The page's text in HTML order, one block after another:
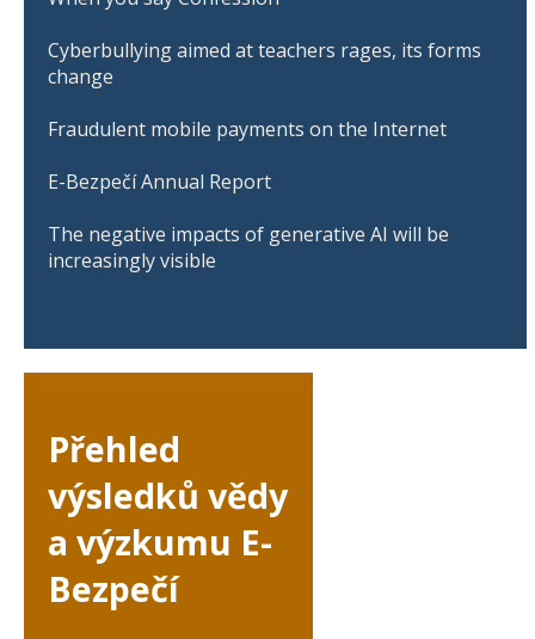
Cyberbullying aimed at teachers rages, its forms
change
Fraudulent mobile payments on the Internet
E-Bezpečí Annual Report
The negative impacts of generative AI will be
increasingly visible
Přehled
výsledků vědy
a výzkumu E-
Bezpečí